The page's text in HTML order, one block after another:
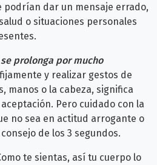
dar un mensaje errado,
o situaciones personales
prolonga por mucho
y realizar gestos de
manos o la cabeza, significa
Pero cuidado con la
no sea en actitud arrogante o
de los 3 segundos.
te sientas, así tu cuerpo lo